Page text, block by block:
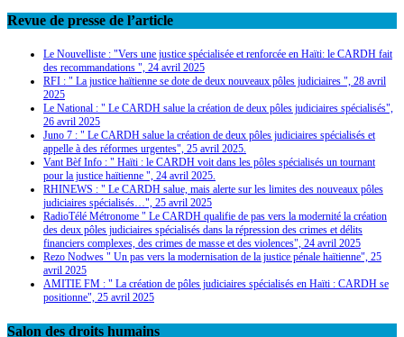
Revue de presse de l’article
Le Nouvelliste : "Vers une justice spécialisée et renforcée en Haïti: le CARDH fait
des recommandations ", 24 avril 2025
RFI : " La justice haïtienne se dote de deux nouveaux pôles judiciaires ", 28 avril
2025
Le National : " Le CARDH salue la création de deux pôles judiciaires spécialisés",
26 avril 2025
Juno 7 : " Le CARDH salue la création de deux pôles judiciaires spécialisés et
appelle à des réformes urgentes", 25 avril 2025.
Vant Bèf Info : " Haïti : le CARDH voit dans les pôles spécialisés un tournant
pour la justice haïtienne ", 24 avril 2025.
RHINEWS : " Le CARDH salue, mais alerte sur les limites des nouveaux pôles
judiciaires spécialisés…", 25 avril 2025
RadioTélé Métronome " Le CARDH qualifie de pas vers la modernité la création
des deux pôles judiciaires spécialisés dans la répression des crimes et délits
financiers complexes, des crimes de masse et des violences", 24 avril 2025
Rezo Nodwes " Un pas vers la modernisation de la justice pénale haïtienne", 25
avril 2025
AMITIE FM : " La création de pôles judiciaires spécialisés en Haïti : CARDH se
positionne", 25 avril 2025
Salon des droits humains